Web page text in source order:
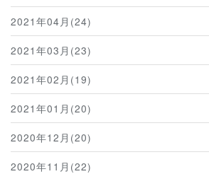
2021年04月(24)
2021年03月(23)
2021年02月(19)
2021年01月(20)
2020年12月(20)
2020年11月(22)